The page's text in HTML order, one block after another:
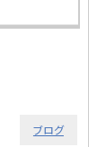
ブログ